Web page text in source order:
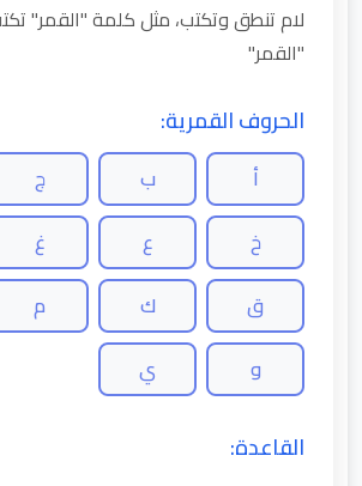
لام تنطق وتكتب، مثل كلمة "القمر"
"القمر"
الحروف القمرية:
أ ب ج
خ
ع غ
ق
ك م
و
ي
القاعدة: